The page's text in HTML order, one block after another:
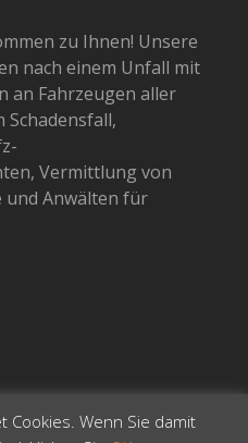
zu Ihnen! Unsere
nach einem Unfall mit
an Fahrzeugen aller
Schadensfall,
Vermittlung von
und Anwälten für
Cookies. Wenn Sie damit